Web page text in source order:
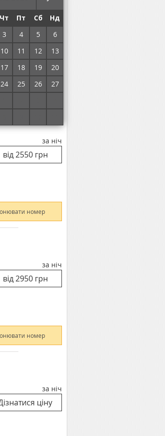
Чт Пт Сб
Нд
3 4 5
6
10 11 12
13
17 18 19
20
24 25 26
27
за ніч
номер
за ніч
номер
за ніч
номер
за ніч